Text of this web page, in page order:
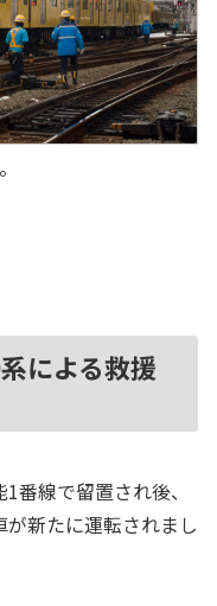
による救援
番線で留置され後、
新たに運転されまし